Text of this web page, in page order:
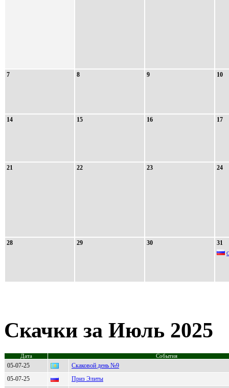
7 8 9 10
14 15 16 17
21 22 23 24
28 29 30 31
Скачки за Июль 2025
Дата События
05-07-25
Скаковой день №9
05-07-25
Приз Элиты